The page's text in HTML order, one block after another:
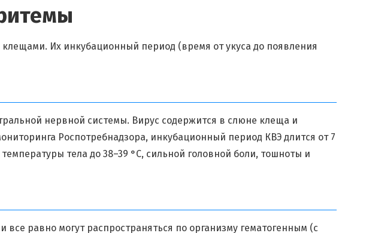
Их инкубационный период (время от укуса до появления
нервной системы. Вирус содержится в слюне клеща и
Роспотребнадзора, инкубационный период КВЭ длится от 7
тела до 38–39 °C, сильной головной боли, тошноты и
равно могут распространяться по организму гематогенным (с